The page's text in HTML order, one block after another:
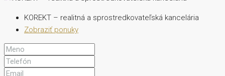
KOREKT – realitná a sprostredkovateľská kancelária
Zobraziť ponuky